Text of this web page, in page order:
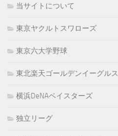
当サイトについて
東京ヤクルトスワローズ
東京六大学野球
東北楽天ゴールデンイーグルス
横浜DeNAベイスターズ
独立リーグ